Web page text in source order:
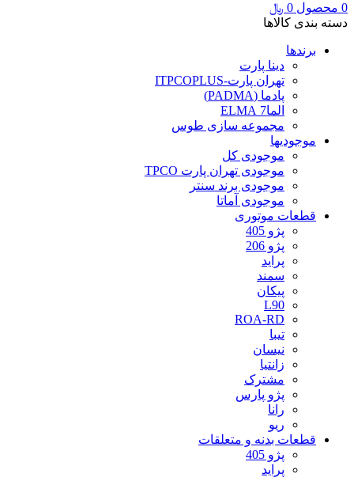
0 محصول 0 ﷼
دسته بندی کالاها
برندها
دینا پارت
تهران پارت-ITPCOPLUS
پادما (PADMA)
الما7 ELMA
مجموعه سازی طوس
موجودیها
موجودی کل
موجودی تهران پارت TPCO
موجودی برند سنتر
موجودی آماتا
قطعات موتوری
پژو 405
پژو 206
پراید
سمند
پیکان
L90
ROA-RD
تیبا
نیسان
زانتیا
مشترک
پژو پارس
رانا
ریو
قطعات بدنه و متعلقات
پژو 405
پراید